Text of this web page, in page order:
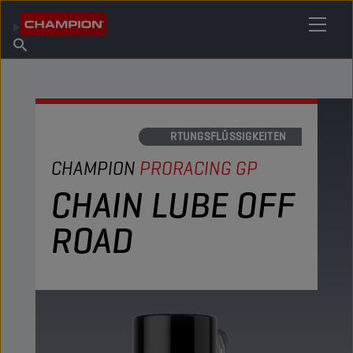
Über Champion
Händler finden
WARTUNGSFLÜSSIGKEITEN
CHAMPION PRORACING GP
CHAIN LUBE OFF
ROAD